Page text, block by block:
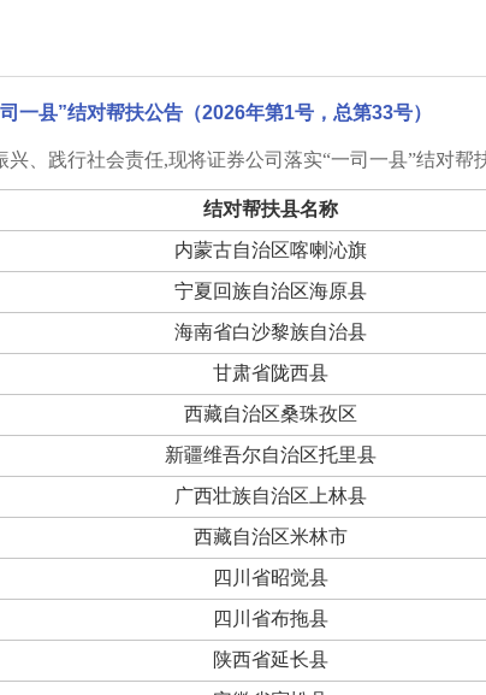
一县”结对帮扶公告（2026年第1号，总第33号）
、践行社会责任,现将证券公司落实“一司一县”结对帮
结对帮扶县名称
内蒙古自治区喀喇沁旗
宁夏回族自治区海原县
海南省白沙黎族自治县
甘肃省陇西县
西藏自治区桑珠孜区
新疆维吾尔自治区托里县
广西壮族自治区上林县
西藏自治区米林市
四川省昭觉县
四川省布拖县
陕西省延长县